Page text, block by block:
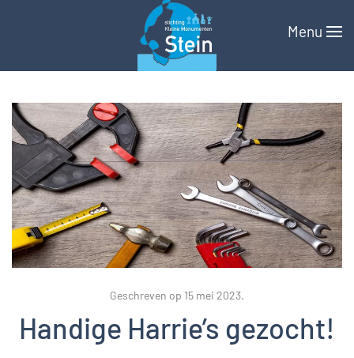
Menu
Geschreven op 15 mei 2023.
Handige Harrie’s gezocht!